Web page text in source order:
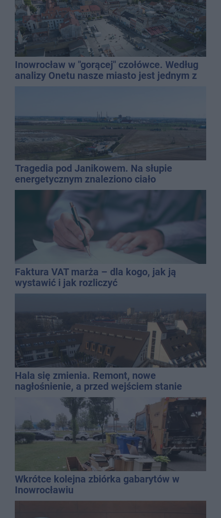
Inowrocław w "gorącej" czołówce. Według
analizy Onetu nasze miasto jest jednym z
Tragedia pod Janikowem. Na słupie
energetycznym znaleziono ciało
mężczyzny
Faktura VAT marża – dla kogo, jak ją
wystawić i jak rozliczyć
Hala się zmienia. Remont, nowe
nagłośnienie, a przed wejściem stanie
QEMETICA ARENA
Wkrótce kolejna zbiórka gabarytów w
Inowrocławiu